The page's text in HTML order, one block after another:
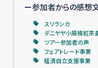
ガザ空爆被災者
ガザ地区
ー参加者からの感想
スリランカ
デニヤヤ小規模紅茶
ツアー参加者の声
フェアトレード事業
経済自立支援事業